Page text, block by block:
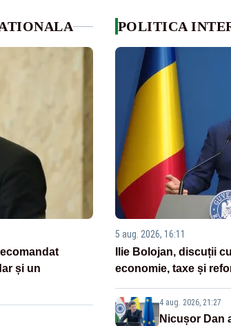
și un
POLITICA
5 aug. 2026, 16:11
Ilie Bolojan, discuții
economie, taxe și
4 aug. 2026, 21:27
Nicușor Dan